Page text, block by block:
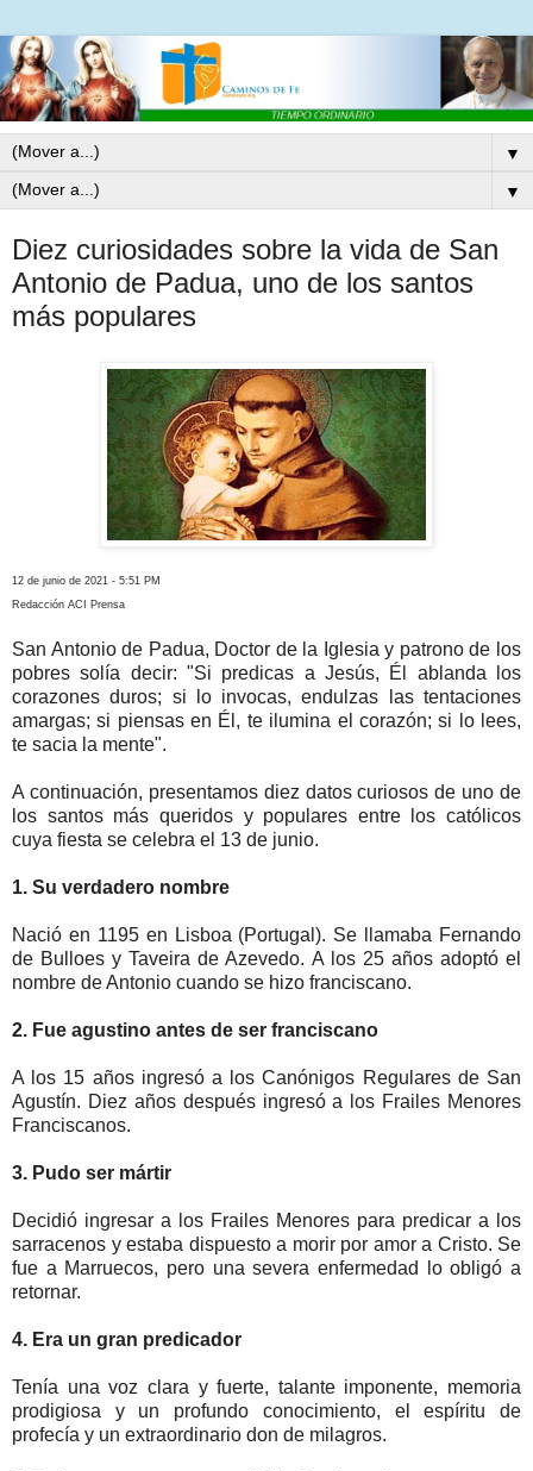
▼
▼
Diez curiosidades sobre la vida de San
Antonio de Padua, uno de los santos
más populares
12 de junio de 2021 - 5:51 PM
Redacción ACI Prensa
San Antonio de Padua, Doctor de la Iglesia y patrono de los
pobres solía decir: "Si predicas a Jesús, Él ablanda los
corazones duros; si lo invocas, endulzas las tentaciones
amargas; si piensas en Él, te ilumina el corazón; si lo lees,
te sacia la mente".
A continuación, presentamos diez datos curiosos de uno de
los santos más queridos y populares entre los católicos
cuya fiesta se celebra el 13 de junio.
1. Su verdadero nombre
Nació en 1195 en Lisboa (Portugal). Se llamaba Fernando
de Bulloes y Taveira de Azevedo. A los 25 años adoptó el
nombre de Antonio cuando se hizo franciscano.
2. Fue agustino antes de ser franciscano
A los 15 años ingresó a los Canónigos Regulares de San
Agustín. Diez años después ingresó a los Frailes Menores
Franciscanos.
3. Pudo ser mártir
Decidió ingresar a los Frailes Menores para predicar a los
sarracenos y estaba dispuesto a morir por amor a Cristo. Se
fue a Marruecos, pero una severa enfermedad lo obligó a
retornar.
4. Era un gran predicador
Tenía una voz clara y fuerte, talante imponente, memoria
prodigiosa y un profundo conocimiento, el espíritu de
profecía y un extraordinario don de milagros.